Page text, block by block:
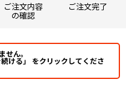
ご注文内容
の確認
ご注文完了
ん。
ける」 をクリックしてくださ